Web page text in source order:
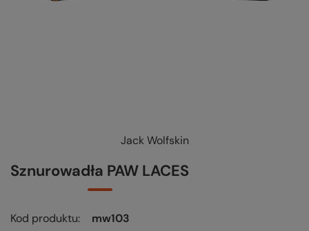
Jack Wolfskin
Sznurowadła PAW LACES
Kod produktu
mw103